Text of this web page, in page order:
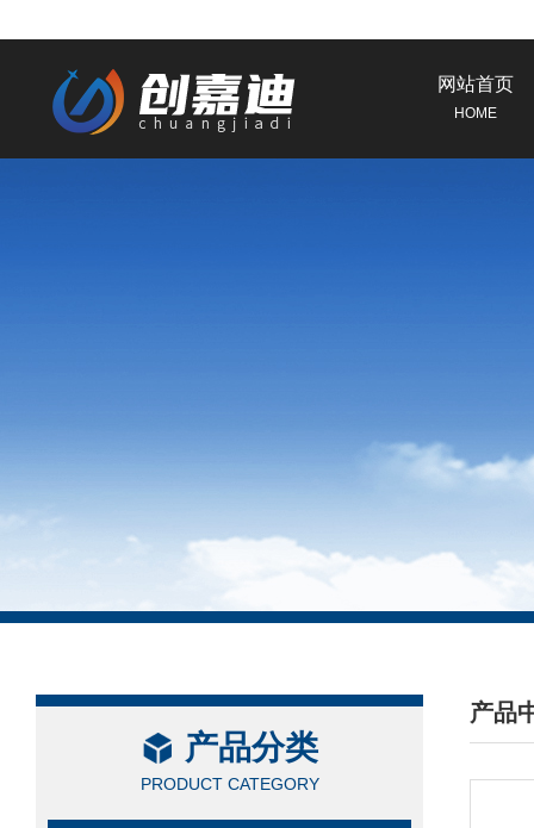
网站首页
HOME
产品分类
PRODUCT CATEGORY
产品
/